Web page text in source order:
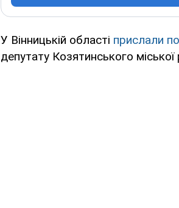
У Вінницькій області прислали
депутату Козятинського